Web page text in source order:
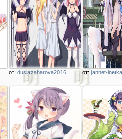
Описание
изображения
ангелы и демоны
из мульт сериала
от: dusiazaharova2016
три
от: jannet-inetka